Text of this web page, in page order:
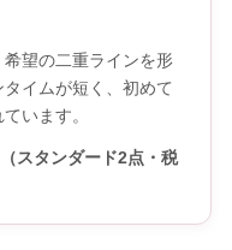
望の二重ラインを形
イムが短く、初めて
います。
スタンダード2点・税